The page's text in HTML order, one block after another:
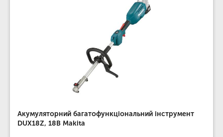
Акумуляторний багатофункціональний інструмент
DUX18Z, 18B Makita